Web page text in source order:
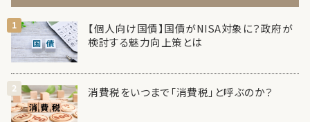
【個人向け国債】国債がNISA対象に？政府が
検討する魅力向上策とは
消費税をいつまで「消費税」と呼ぶのか？